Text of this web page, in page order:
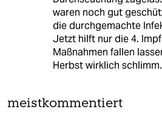
waren noch gut
die durchgemachte
Jetzt hilft nur die 4.
Maßnahmen fallen
Herbst wirklich schlimm.
meistkommentiert